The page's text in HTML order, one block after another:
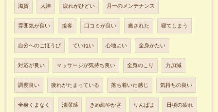
滋賀 大津 疲れがひどい 月一のメンテナンス
雰囲気が良い 接客 口コミが良い 癒された 寝てしまう
自分へのごほうび ていねい 心地よい 全身かたい
対応が良い マッサージが気持ち良い 全身のこり 力加減
調度良い 疲れがたまっている 落ち着いた感じ 気持ちの良い
全身くまなく 清潔感 きめ細やかさ りんぱま 日頃の疲れ